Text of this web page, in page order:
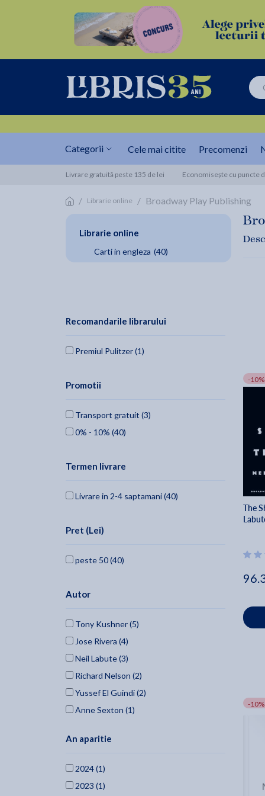
Categorii Cele mai citite Precomenzi
Livrare gratuită peste 135 de lei Economisește cu puncte
/ Librarie online / Broadway Play Publishing
Librarie online
Carti in engleza (40)
Recomandarile librarului
Premiul Pulitzer (1)
Promotii
Transport gratuit (3)
0% - 10% (40)
Termen livrare
Livrare in 2-4 saptamani (40)
Pret (Lei)
peste 50 (40)
Autor
Tony Kushner (5)
Jose Rivera (4)
Neil Labute (3)
Richard Nelson (2)
Yussef El Guindi (2)
Anne Sexton (1)
Alfred De Musset (1)
An aparitie
2024 (1)
2023 (1)
-10%
The
-10%